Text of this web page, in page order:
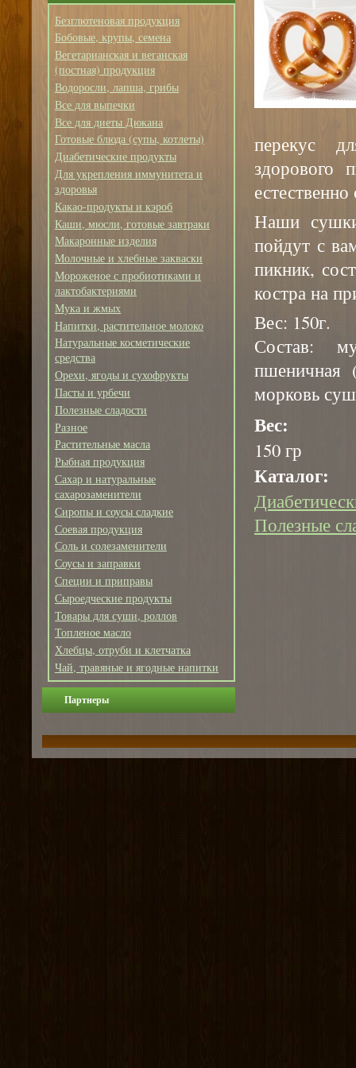
Безглютеновая продукция
Бобовые, крупы, семена
Вегетарианская и веганская
(постная) продукция
Водоросли, лапша, грибы
Все для выпечки
Все для диеты Дюкана
Готовые блюда (супы, котлеты)
Диабетические продукты
Для укрепления иммунитета и
здоровья
Какао-продукты и кэроб
Каши, мюсли, готовые завтраки
Макаронные изделия
Молочные и хлебные закваски
Мороженое с пробиотиками и
лактобактериями
Мука и жмых
Напитки, растительное молоко
Натуральные косметические
средства
Орехи, ягоды и сухофрукты
Пасты и урбечи
Полезные сладости
Разное
Растительные масла
Рыбная продукция
Сахар и натуральные
сахарозаменители
Сиропы и соусы сладкие
Соевая продукция
Соль и солезаменители
Соусы и заправки
Специи и приправы
Сыроедческие продукты
Товары для суши, роллов
Топленое масло
Хлебцы, отруби и клетчатка
Чай, травяные и ягодные напитки
Партнеры
перекус
здорового
Наши
пойдут с
пикник,
костра на
Вес: 150г.
Состав:
пшеничная
морковь
Вес:
150 гр
Каталог:
Полезные